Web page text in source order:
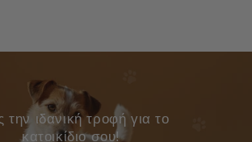
την ιδανική τροφή για το
κατοικίδιο σου!